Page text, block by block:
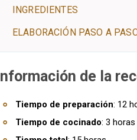
INGREDIENTES
ELABORACIÓN PASO A
Información de la
Tiempo de preparación: 12
Tiempo de cocinado: 3 horas